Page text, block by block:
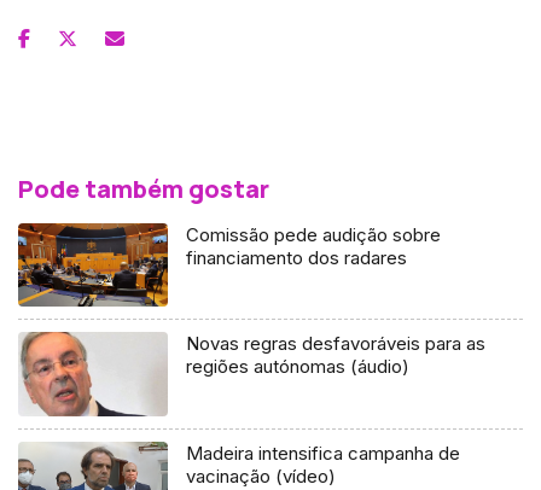
Pode também gostar
Comissão pede audição sobre
financiamento dos radares
Novas regras desfavoráveis para as
regiões autónomas (áudio)
Madeira intensifica campanha de
vacinação (vídeo)